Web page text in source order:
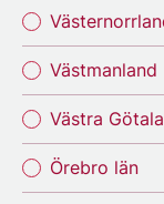
Västmanland
Västra
Örebro län